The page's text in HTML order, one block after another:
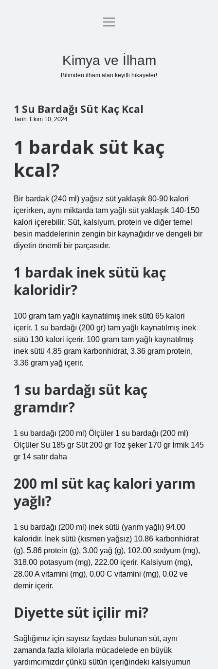
Anasayfa
menüyü
Kimya ve İlham
Bilimden ilham alan keyifli hikayeler!
1 Su Bardağı Süt Kaç Kcal
Tarih: Ekim 10, 2024
1 bardak süt kaç
kcal?
Bir bardak (240 ml) yağsız süt yaklaşık 80-90 kalori
içerirken, aynı miktarda tam yağlı süt yaklaşık 140-150
kalori içerebilir. Süt, kalsiyum, protein ve diğer temel
besin maddelerinin zengin bir kaynağıdır ve dengeli bir
diyetin önemli bir parçasıdır.
1 bardak inek sütü kaç
kaloridir?
100 gram tam yağlı kaynatılmış inek sütü 65 kalori
içerir. 1 su bardağı (200 gr) tam yağlı kaynatılmış inek
sütü 130 kalori içerir. 100 gram tam yağlı kaynatılmış
inek sütü 4.85 gram karbonhidrat, 3.36 gram protein,
3.36 gram yağ içerir.
1 su bardağı süt kaç
gramdır?
1 su bardağı (200 ml) Ölçüler 1 su bardağı (200 ml)
Ölçüler Su 185 gr Süt 200 gr Toz şeker 170 gr İrmik 145
gr 14 satır daha
200 ml süt kaç kalori yarım
yağlı?
1 su bardağı (200 ml) inek sütü (yarım yağlı) 94.00
kaloridir. İnek sütü (kısmen yağsız) 10.86 karbonhidrat
(g), 5.86 protein (g), 3.00 yağ (g), 102.00 sodyum (mg),
318.00 potasyum (mg), 222.00 içerir. Kalsiyum (mg),
28.00 A vitamini (mg), 0.00 C vitamini (mg), 0.02 ve
demir içerir.
Diyette süt içilir mi?
Sağlığımız için sayısız faydası bulunan süt, aynı
zamanda fazla kilolarla mücadelede en büyük
yardımcımızdır çünkü sütün içeriğindeki kalsiyumun